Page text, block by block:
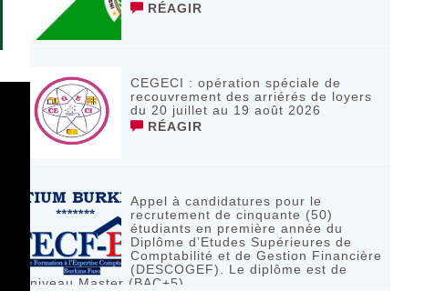
RÉAGIR
CEGECI : opération spéciale de
recouvrement des arriérés de loyers
du 20 juillet au 19 août 2026
RÉAGIR
Appel à candidatures pour le
recrutement de cinquante (50)
étudiants en première année du
Diplôme d’Etudes Supérieures de
Comptabilité et de Gestion Financière
(DESCOGEF). Le diplôme est de
niveau Master (BAC+5)